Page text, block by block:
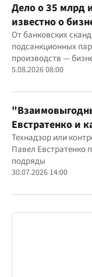
Дело о 35 млрд
известно о
"Родовид
От банковских
подсанкционных
производств —
Дядечко до сих пор
юрисдикций
5.08.2026 08:00
Евстратенко и
бюджетным
Технадзор или
Павел Евстратенко
подряды
30.07.2026 14:00